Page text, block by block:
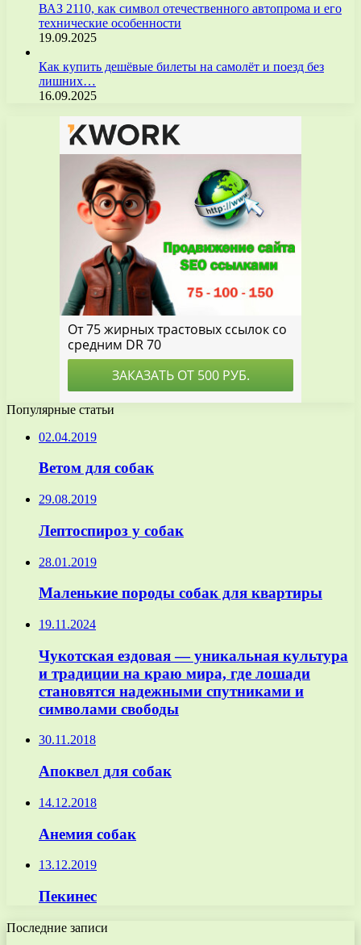
ВАЗ 2110, как символ отечественного автопрома и его
технические особенности
19.09.2025
Как купить дешёвые билеты на самолёт и поезд без
лишних…
16.09.2025
Популярные статьи
02.04.2019
Ветом для собак
29.08.2019
Лептоспироз у собак
28.01.2019
Маленькие породы собак для квартиры
19.11.2024
Чукотская ездовая — уникальная культура
и традиции на краю мира, где лошади
становятся надежными спутниками и
символами свободы
30.11.2018
Апоквел для собак
14.12.2018
Анемия собак
13.12.2019
Пекинес
Последние записи